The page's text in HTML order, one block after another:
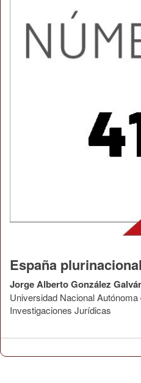
España plurinacional
Jorge Alberto González
Universidad Nacional
Investigaciones Jurídicas